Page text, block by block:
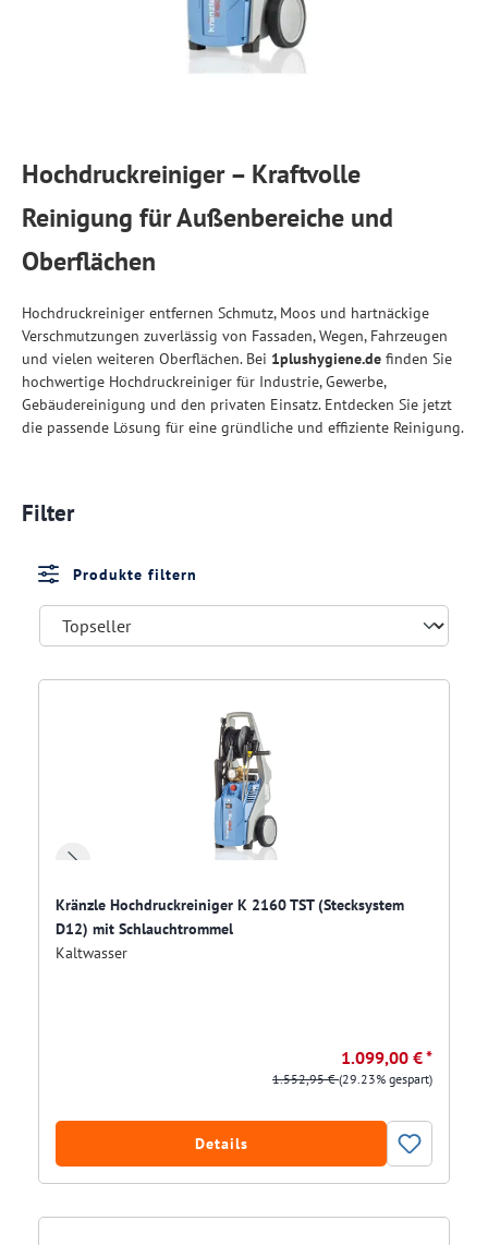
Hochdruckreiniger – Kraftvolle
Reinigung für Außenbereiche und
Oberflächen
Hochdruckreiniger entfernen Schmutz, Moos und hartnäckige
Verschmutzungen zuverlässig von Fassaden, Wegen, Fahrzeugen
und vielen weiteren Oberflächen. Bei 1plushygiene.de finden Sie
hochwertige Hochdruckreiniger für Industrie, Gewerbe,
Gebäudereinigung und den privaten Einsatz. Entdecken Sie jetzt
die passende Lösung für eine gründliche und effiziente Reinigung.
Filter
Produkte filtern
Kränzle Hochdruckreiniger K 2160 TST (Stecksystem
D12) mit Schlauchtrommel
Kaltwasser
1.099,00 € *
1.552,95 €(29.23% gespart)
Details